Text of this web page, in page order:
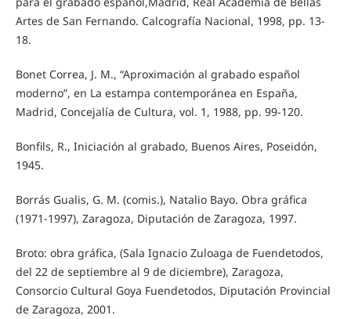
Artes de San Fernando. Calcografía Nacional, 1998, pp. 13-
18.
Bonet Correa, J. M., “Aproximación al grabado español
moderno”, en La estampa contemporánea en España,
Madrid, Concejalía de Cultura, vol. 1, 1988, pp. 99-120.
Bonfils, R., Iniciación al grabado, Buenos Aires, Poseidón,
1945.
Borrás Gualis, G. M. (comis.), Natalio Bayo. Obra gráfica
(1971-1997), Zaragoza, Diputación de Zaragoza, 1997.
Broto: obra gráfica, (Sala Ignacio Zuloaga de Fuendetodos,
del 22 de septiembre al 9 de diciembre), Zaragoza,
Consorcio Cultural Goya Fuendetodos, Diputación Provincial
de Zaragoza, 2001.